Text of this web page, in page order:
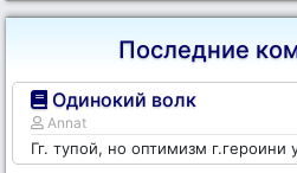
Последние
Одинокий волк
Annat
Гг. тупой, но оптимизм г.героини